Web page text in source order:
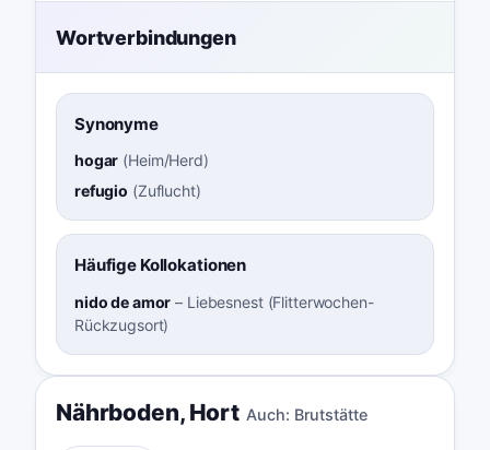
Wortverbindungen
Synonyme
hogar (Heim/Herd)
refugio (Zuflucht)
Häufige Kollokationen
nido de amor – Liebesnest (Flitterwochen-
Rückzugsort)
Nährboden, Hort Auch: Brutstätte